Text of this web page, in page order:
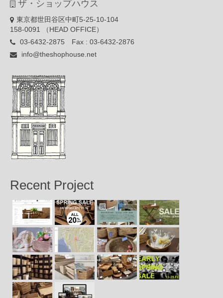
ザ・ショップハウス
東京都世田谷区中町5-25-10-104
158-0091 （HEAD OFFICE）
03-6432-2875 Fax : 03-6432-2876
info@theshophouse.net
Recent Project